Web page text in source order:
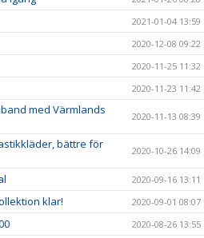
2021-01-04 13:59
2020-12-08 09:22
2020-11-25 11:32
2020-11-23 11:42
med Värmlands
2020-11-13 08:39
bättre för
2020-10-26 14:09
2020-09-16 13:11
klar! 2020-09-01 08:07
2020-08-26 13:55